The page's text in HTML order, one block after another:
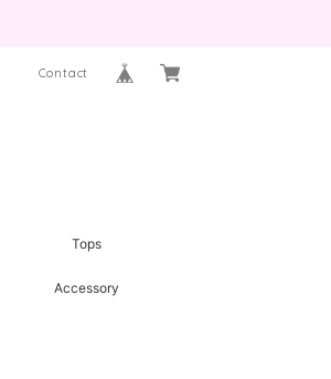
Contact
Tops
Accessory